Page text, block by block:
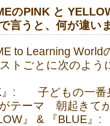
のPINK と
言うと、何が違い
to Learning World
トごとに次のよう
』: 子どもの一番
テーマ 朝起きて
』 & 『BLUE